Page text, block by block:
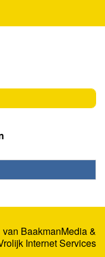
BaakmanMedia&
Internet Services